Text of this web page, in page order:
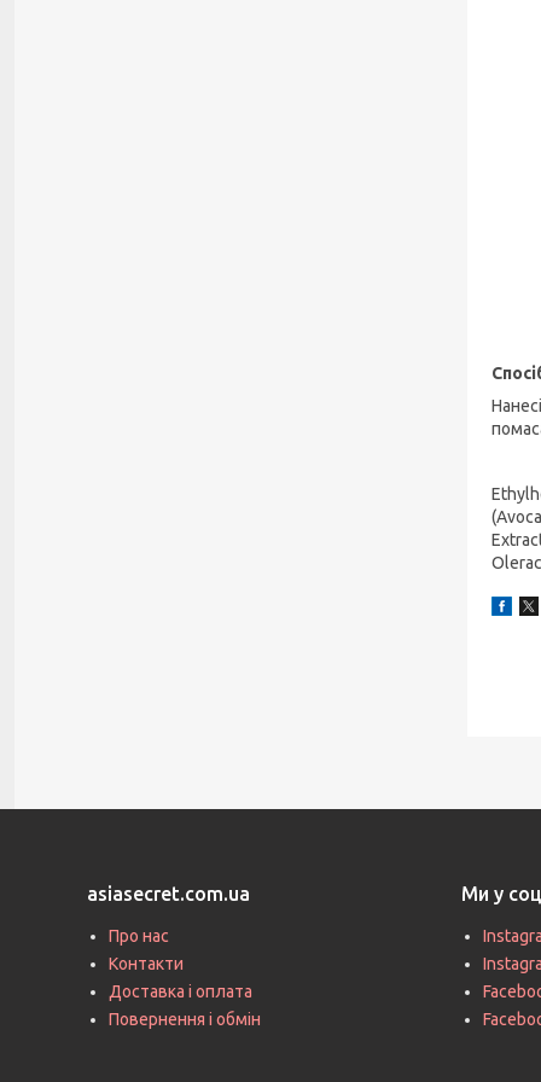
asiasecret.com.ua
Про нас
Контакти
Доставка і оплата
Повернення і обмін
Ми у